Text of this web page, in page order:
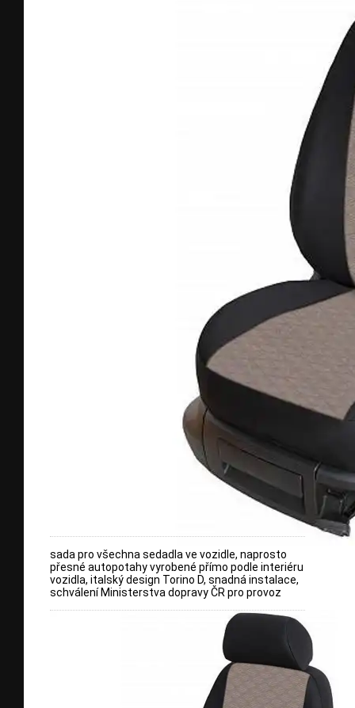
sada pro všechna sedadla ve vozidle, naprosto
přesné autopotahy vyrobené přímo podle interiéru
vozidla, italský design Torino D, snadná instalace,
schválení Ministerstva dopravy ČR pro provoz